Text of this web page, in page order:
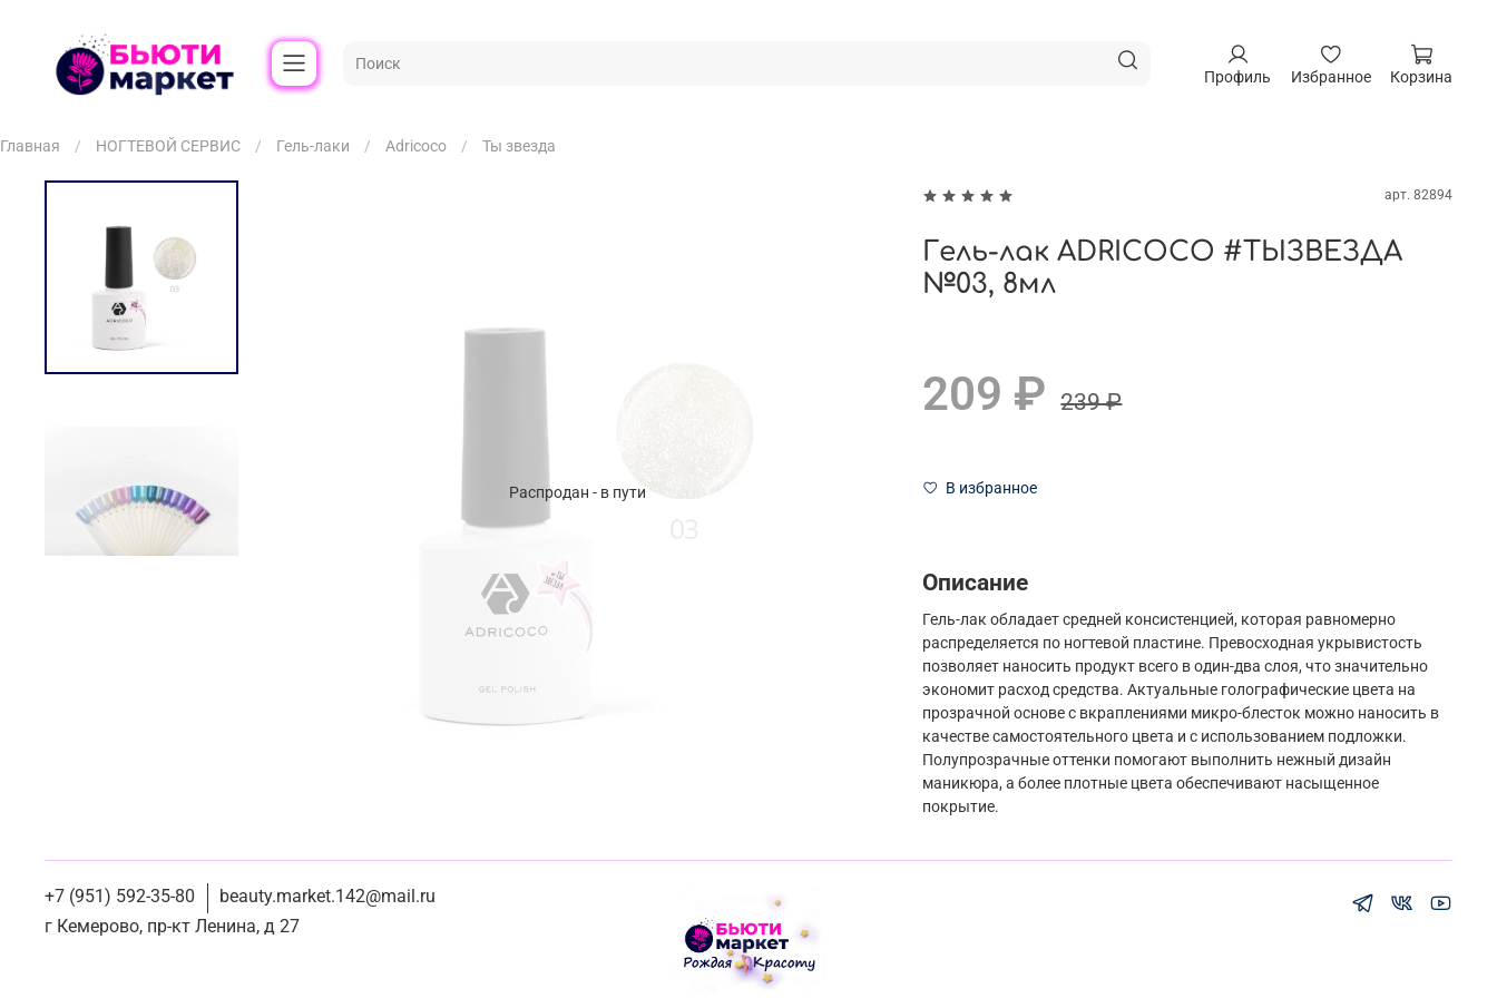
Профиль Избранное Корзина
Главная НОГТЕВОЙ СЕРВИС Гель-лаки Adricoco Ты звезда
Распродан - в пути
арт. 82894
Гель-лак ADRICOCO #ТЫЗВЕЗДА
№03, 8мл
209 ₽ 239 ₽
В избранное
Описание
Гель-лак обладает средней консистенцией, которая равномерно
распределяется по ногтевой пластине. Превосходная укрывистость
позволяет наносить продукт всего в один-два слоя, что значительно
экономит расход средства. Актуальные голографические цвета на
прозрачной основе с вкраплениями микро-блесток можно наносить в
качестве самостоятельного цвета и с использованием подложки.
Полупрозрачные оттенки помогают выполнить нежный дизайн
маникюра, а более плотные цвета обеспечивают насыщенное
покрытие.
+7 (951) 592-35-80
beauty.market.142@mail.ru
г Кемерово, пр-кт Ленина, д 27